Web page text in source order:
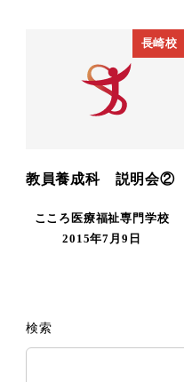
長崎校
教員養成科 説明会②
こころ医療福祉専門学校
2015年7月9日
検索